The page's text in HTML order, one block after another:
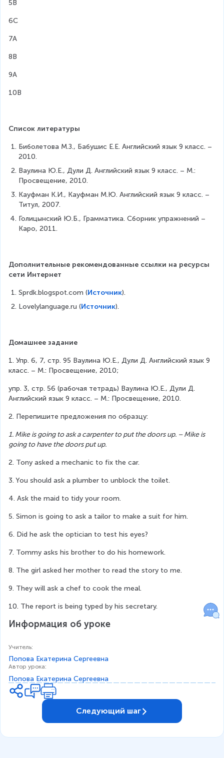
5B
6C
7A
8B
9A
10B
Список литературы
Биболетова М.З., Бабушис Е.Е. Английский язык 9 класс. –
2010.
Ваулина Ю.Е., Дули Д. Английский язык 9 класс. – М.:
Просвещение, 2010.
Кауфман К.И., Кауфман М.Ю. Английский язык 9 класс. –
Титул, 2007.
Голицынский Ю.Б., Грамматика. Сборник упражнений –
Каро, 2011.
Дополнительные рекомендованные ссылки на ресурсы
сети Интернет
Sprdk.blogspot.com (Источник).
Lovelylanguage.ru (Источник).
Домашнее задание
1. Упр. 6, 7, стр. 95 Ваулина Ю.Е., Дули Д. Английский язык 9
класс. – М.: Просвещение, 2010;
упр. 3, стр. 56 (рабочая тетрадь) Ваулина Ю.Е., Дули Д.
Английский язык 9 класс. – М.: Просвещение, 2010.
2. Перепишите предложения по образцу:
1. Mike is going to ask a carpenter to put the doors up. – Mike is
going to have the doors put up.
2. Tony asked a mechanic to fix the car.
3. You should ask a plumber to unblock the toilet.
4. Ask the maid to tidy your room.
5. Simon is going to ask a tailor to make a suit for him.
6. Did he ask the optician to test his eyes?
7. Tommy asks his brother to do his homework.
8. The girl asked her mother to read the story to me.
9. They will ask a chef to cook the meal.
10. The report is being typed by his secretary.
Информация об уроке
Учитель:
Попова Екатерина Сергеевна
Автор урока:
Попова Екатерина Сергеевна
Следующий шаг